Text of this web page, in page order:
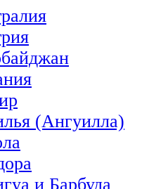
(Ангуилла)
и Барбуда